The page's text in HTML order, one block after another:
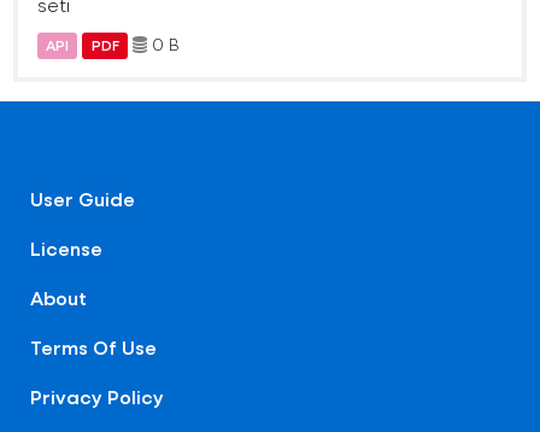
API PDF 0 B
User Guide
License
About
Terms Of Use
Privacy Policy